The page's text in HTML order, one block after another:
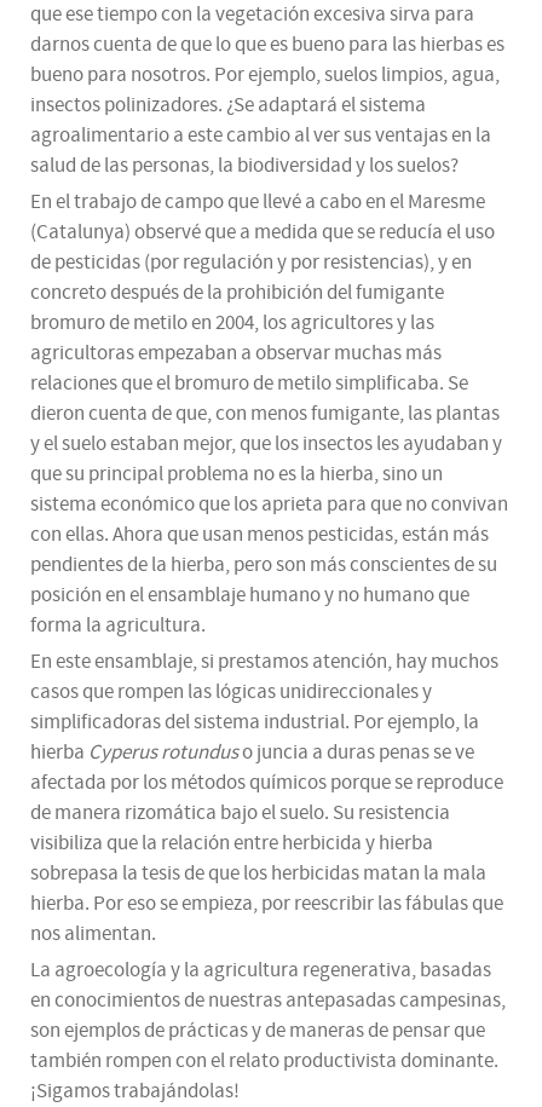
que ese tiempo con la vegetación excesiva sirva para
darnos cuenta de que lo que es bueno para las hierbas es
bueno para nosotros. Por ejemplo, suelos limpios, agua,
insectos polinizadores. ¿Se adaptará el sistema
agroalimentario a este cambio al ver sus ventajas en la
salud de las personas, la biodiversidad y los suelos?
En el trabajo de campo que llevé a cabo en el Maresme
(Catalunya) observé que a medida que se reducía el uso
de pesticidas (por regulación y por resistencias), y en
concreto después de la prohibición del fumigante
bromuro de metilo en 2004, los agricultores y las
agricultoras empezaban a observar muchas más
relaciones que el bromuro de metilo simplificaba. Se
dieron cuenta de que, con menos fumigante, las plantas
y el suelo estaban mejor, que los insectos les ayudaban y
que su principal problema no es la hierba, sino un
sistema económico que los aprieta para que no convivan
con ellas. Ahora que usan menos pesticidas, están más
pendientes de la hierba, pero son más conscientes de su
posición en el ensamblaje humano y no humano que
forma la agricultura.
En este ensamblaje, si prestamos atención, hay muchos
casos que rompen las lógicas unidireccionales y
simplificadoras del sistema industrial. Por ejemplo, la
hierba Cyperus rotunduso juncia a duras penas se ve
afectada por los métodos químicos porque se reproduce
de manera rizomática bajo el suelo. Su resistencia
visibiliza que la relación entre herbicida y hierba
sobrepasa la tesis de que los herbicidas matan la mala
hierba. Por eso se empieza, por reescribir las fábulas que
nos alimentan.
La agroecología y la agricultura regenerativa, basadas
en conocimientos de nuestras antepasadas campesinas,
son ejemplos de prácticas y de maneras de pensar que
también rompen con el relato productivista dominante.
¡Sigamos trabajándolas!